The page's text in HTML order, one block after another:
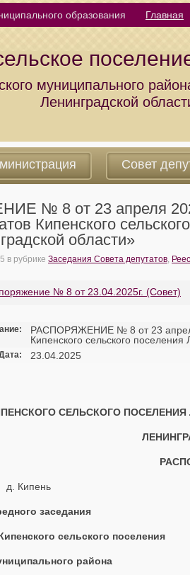
образования Главная
муниципального
Ленинградской
Совет
№ 8 от 23 апреля
Кипенского
области»
в рубрике Заседания Совета депутатов,
№ 8 от 23.04.2025г. (Совет)
РАСПОРЯЖЕНИЕ № 8 от 23 апреля
Кипенского сельского
23.04.2025
СЕЛЬСКОГО
д. Кипень 23
заседания
сельского поселения
района